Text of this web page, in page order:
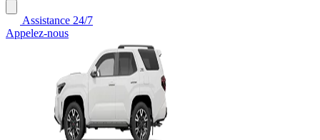
Assistance 24/7
Appelez-nous